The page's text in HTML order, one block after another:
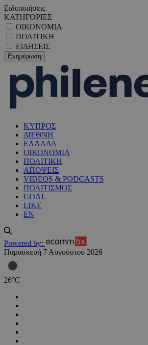
Ειδοποιήσεις
ΚΑΤΗΓΟΡΙΕΣ
ΟΙΚΟΝΟΜΙΑ
ΠΟΛΙΤΙΚΗ
ΕΙΔΗΣΕΙΣ
ΚΥΠΡΟΣ
ΔΙΕΘΝΗ
ΕΛΛΑΔΑ
ΟΙΚΟΝΟΜΙΑ
ΠΟΛΙΤΙΚΗ
ΑΠΟΨΕΙΣ
VIDEOS & PODCASTS
ΠΟΛΙΤΙΣΜΟΣ
GOAL
LIKE
EN
Powered by:
Παρασκευή 7 Αυγούστου 2026
26°C